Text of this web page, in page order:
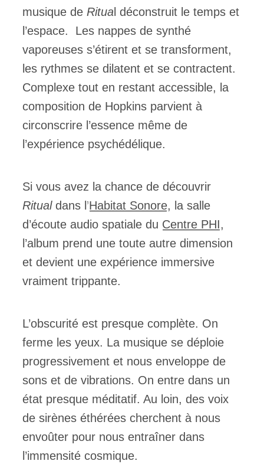
musique de Ritua l déconstruit le temps et
l’espace. Les nappes de synthé
vaporeuses s’étirent et se transforment,
les rythmes se dilatent et se contractent.
Complexe tout en restant accessible, la
composition de Hopkins parvient à
circonscrire l’essence même de
l’expérience psychédélique.
Si vous avez la chance de découvrir
Ritualdans l’Habitat Sonore, la salle
d’écoute audio spatiale du Centre PHI,
l’album prend une toute autre dimension
et devient une expérience immersive
vraiment trippante.
L’obscurité est presque complète. On
ferme les yeux. La musique se déploie
progressivement et nous enveloppe de
sons et de vibrations. On entre dans un
état presque méditatif. Au loin, des voix
de sirènes éthérées cherchent à nous
envoûter pour nous entraîner dans
l’immensité cosmique.